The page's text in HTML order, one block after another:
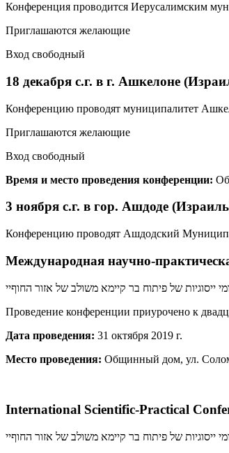
Конференция проводится Иерусалимским
Приглашаются желающие
Вход свободный
18 декабря с.г. в г. Ашкелоне
Конференцию проводят муниципалитет
Приглашаются желающие
Вход свободный
Время и место проведения конференции:
3 ноября с.г. в гор. Ашдоде
​Конференцию проводят Ашдодский
Международная научно-
ייסוגיות של פיתוח בר קיימא משולב של אזור החוףיי
Проведение конференции приурочено к
Дата проведения: 31 октября 2019 г.
Место проведения: Общинный дом, ул.
International Scientific-Practical
ייסוגיות של פיתוח בר קיימא משולב של אזור החוףיי